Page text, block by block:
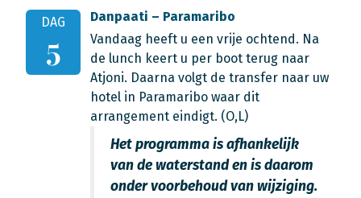
DAG
5
Danpaati – Paramaribo
Vandaag heeft u een vrije ochtend. Na
de lunch keert u per boot terug naar
Atjoni. Daarna volgt de transfer naar uw
hotel in Paramaribo waar dit
arrangement eindigt. (O,L)
Het programma is afhankelijk
van de waterstand en is daarom
onder voorbehoud van wijziging.